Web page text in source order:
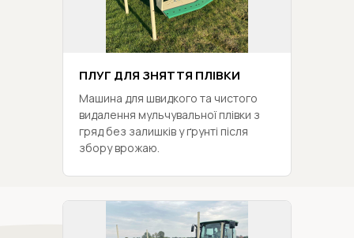
ПЛУГ ДЛЯ ЗНЯТТЯ ПЛІВКИ
Машина для швидкого та чистого
видалення мульчувальної плівки з
гряд без залишків у ґрунті після
збору врожаю.